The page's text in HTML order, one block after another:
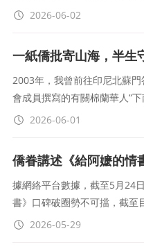
2026-06-02
一紙僑批寄山海，半
2003年，我曾前往印尼北蘇
會成員撰寫的有關棉蘭華人“下
2026-06-01
僑眷講述《給阿嬷的情
據網絡平台數據，截至5月24
書》口碑破圈勢不可擋，截至
2026-05-29